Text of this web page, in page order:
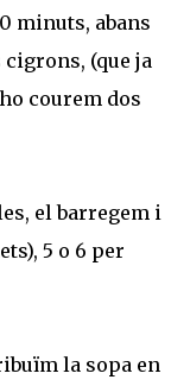
minuts, abans
(que ja
courem dos
el barregem i
5 o 6 per
la sopa en